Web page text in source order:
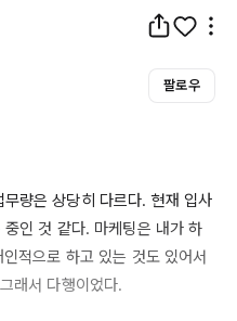
팔로우
량은 상당히 다르다. 현재 입사
인 것 같다. 마케팅은 내가 하
적으로 하고 있는 것도 있어서
래서 다행이었다.